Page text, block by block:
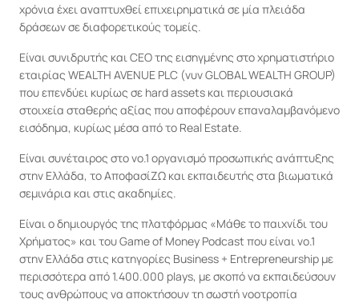
χρόνια έχει αναπτυχθεί επιχειρηματικά σε μία πλειάδα
δράσεων σε διαφορετικούς τομείς.
Είναι συνιδρυτής και CEO της εισηγμένης στο χρηματιστήριο
εταιρίας WEALTH AVENUE PLC (νυν GLOBAL WEALTH GROUP)
που επενδύει κυρίως σε hard assets και περιουσιακά
στοιχεία σταθερής αξίας που αποφέρουν επαναλαμβανόμενο
εισόδημα, κυρίως μέσα από το Real Estate.
Είναι συνέταιρος στο νο.1 οργανισμό προσωπικής ανάπτυξης
στην Ελλάδα, το ΑποφασίΖΩ και εκπαιδευτής στα βιωματικά
σεμινάρια και στις ακαδημίες.
Είναι ο δημιουργός της πλατφόρμας «Μάθε το παιχνίδι του
Χρήματος» και του Game of Money Podcast που είναι νο.1
στην Ελλάδα στις κατηγορίες Business + Entrepreneurship με
περισσότερα από 1.400.000 plays, με σκοπό να εκπαιδεύσουν
τους ανθρώπους να αποκτήσουν τη σωστή νοοτροπία